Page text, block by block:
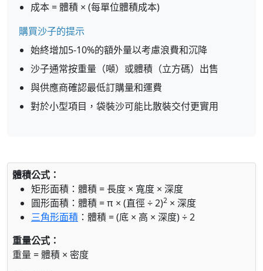
成本 = 體積 × (每單位體積成本)
購買沙子的提示
始終增加5-10%的額外量以考慮浪費和沉降
沙子通常按重量（噸）或體積（立方碼）出售
與供應商確認最低訂購量和運費
對於小型項目，袋裝沙可能比散裝交付更實用
體積公式：
矩形面積：體積 = 長度 × 寬度 × 深度
圓形面積：體積 = π × (直徑 ÷ 2)2 × 深度
三角形面積 ：體積 = (底 × 高 × 深度) ÷ 2
重量公式：
重量 = 體積 × 密度